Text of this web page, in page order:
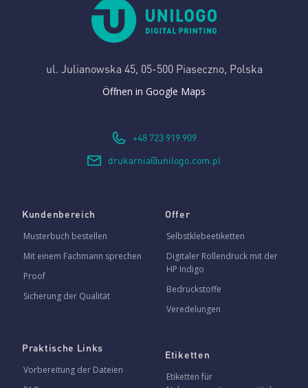
ul. Julianowska 45, 05-500 Piaseczno, Polska
Öffnen in Google Maps
+48 723 919 909
drukarnia@unilogo.com.pl
Kundenbereich
Musterbuch bestellen
Mit einem Fachmann sprechen
Proof
Sicherung der Qualität
Praktische Links
Vorbereitung der Dateien
Offer
Selbstklebeetiketten
Digitaler Rollendruck mit der
HP Indigo
Bedruckstoffe
Veredelungen
Etiketten
Etiketten für